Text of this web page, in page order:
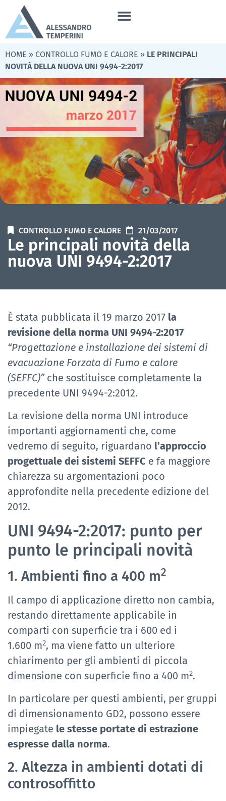
HOME » CONTROLLO FUMO E CALORE » LE PRINCIPALI
NOVITÀ DELLA NUOVA UNI 9494-2:2017
CONTROLLO FUMO E CALORE 21/03/2017
Le principali novità della
nuova UNI 9494-2:2017
È stata pubblicata il 19 marzo 2017 la
revisione della norma UNI 9494-2:2017
“Progettazione e installazione dei sistemi di
evacuazione Forzata di Fumo e calore
(SEFFC)”che sostituisce completamente la
precedente UNI 9494-2:2012.
La revisione della norma UNI introduce
importanti aggiornamenti che, come
vedremo di seguito, riguardano l’approccio
progettuale dei sistemi SEFFC e fa maggiore
chiarezza su argomentazioni poco
approfondite nella precedente edizione del
2012.
UNI 9494-2:2017: punto per
punto le principali novità
1. Ambienti fino a 400 m2
Il campo di applicazione diretto non cambia,
restando direttamente applicabile in
comparti con superficie tra i 600 ed i
1.600 m2, ma viene fatto un ulteriore
chiarimento per gli ambienti di piccola
dimensione con superficie fino a 400 m2.
In particolare per questi ambienti, per gruppi
di dimensionamento GD2, possono essere
impiegate le stesse portate di estrazione
espresse dalla norma.
2. Altezza in ambienti dotati di
controsoffitto